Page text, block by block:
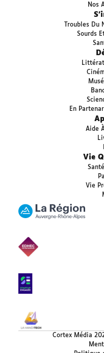
Nos
Troubles Du
Sourds
En
Aide
Vie
Vie
Cortex Média